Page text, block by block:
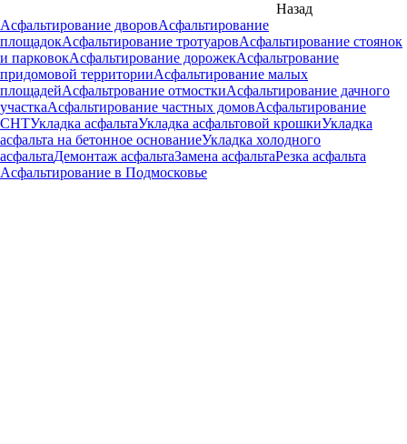
Назад
Асфальтирование дворовАсфальтирование
площадокАсфальтирование тротуаровАсфальтирование стоянок
и парковокАсфальтирование дорожекАсфальтрование
придомовой территорииАсфальтирование малых
площадейАсфальтрование отмосткиАсфальтирование дачного
участкаАсфальтирование частных домовАсфальтирование
СНТУкладка асфальтаУкладка асфальтовой крошкиУкладка
асфальта на бетонное основаниеУкладка холодного
асфальтаДемонтаж асфальтаЗамена асфальтаРезка асфальта
Асфальтирование в Подмосковье